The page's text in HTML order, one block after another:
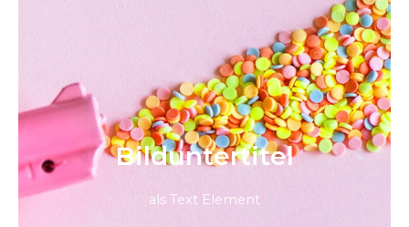
Bild­unter­titel
als Text Element